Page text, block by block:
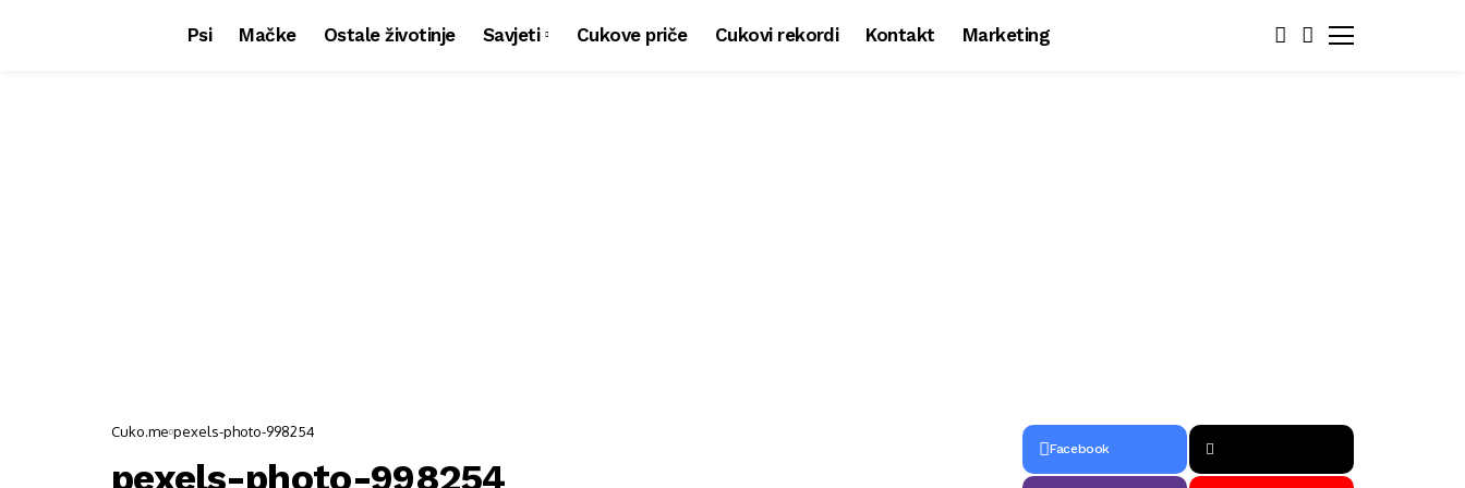
Psi Mačke Ostale životinje Savjeti Cukove priče Cukovi rekordi Kontakt Marketing
Cuko.me pexels-photo-998254
pexels-photo-998254
Facebook